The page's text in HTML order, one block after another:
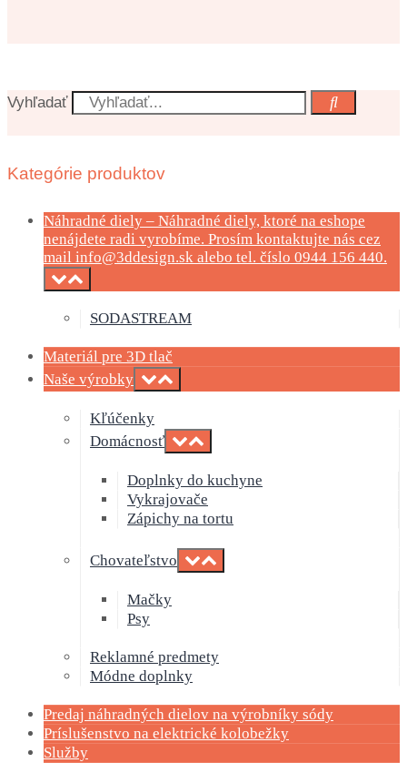
Vyhľadať
Kategórie produktov
Náhradné diely – Náhradné diely, ktoré na eshope
nenájdete radi vyrobíme. Prosím kontaktujte nás cez
mail info@3ddesign.sk alebo tel. číslo 0944 156 440.
SODASTREAM
Materiál pre 3D tlač
Naše výrobky
Kľúčenky
Domácnosť
Doplnky do kuchyne
Vykrajovače
Zápichy na tortu
Chovateľstvo
Mačky
Psy
Reklamné predmety
Módne doplnky
Predaj náhradných dielov na výrobníky sódy
Príslušenstvo na elektrické kolobežky
Služby